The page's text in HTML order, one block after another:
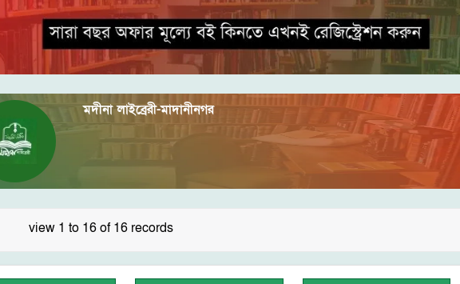
মদীনা লাইব্রেরী-মাদানীনগর
view 1 to 16 of 16 records